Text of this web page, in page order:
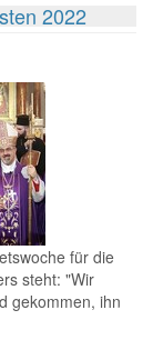
2022
für die
steht: "Wir
gekommen, ihn